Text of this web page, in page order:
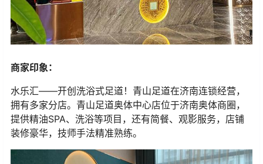
商家印象：
水乐汇——开创洗浴式足道！青山足道在济南连锁经营，
拥有多家分店。青山足道奥体中心店位于济南奥体商圈，
提供精油SPA、洗浴等项目，还有简餐、观影服务，店铺
装修豪华，技师手法精准熟练。